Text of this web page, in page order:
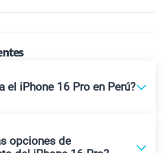
el iPhone 16 Pro en Perú?
opciones de